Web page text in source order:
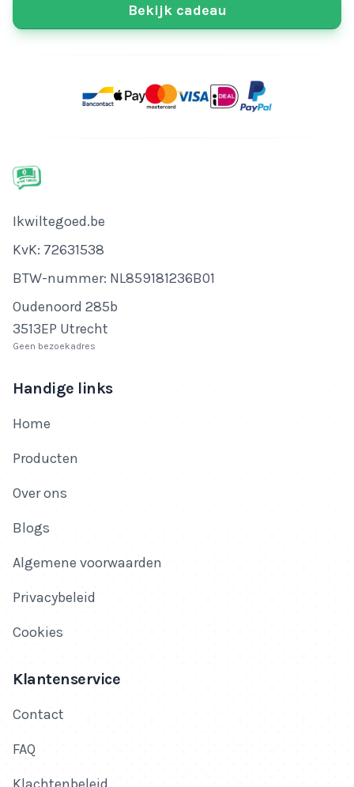
Bekijk cadeau
Bedrijfsnaam
Ikwiltegoed.be
KvK-nummer
KvK: 72631538
Btw-nummer
BTW-nummer: NL859181236B01
Adres
Oudenoord 285b
3513EP Utrecht
Geen bezoekadres
Handige links
Home
Producten
Over ons
Blogs
Algemene voorwaarden
Privacybeleid
Cookies
Klantenservice
Contact
FAQ